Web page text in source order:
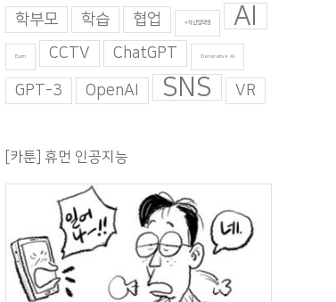
학부모
학습 협업 4차산업혁명 AI
Burn CCTV ChatGPT Generative AI
GPT-3 OpenAI SNS VR
[카툰] 휴먼 인공지능